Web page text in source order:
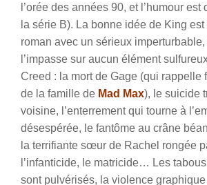
l’orée des années 90, et l’humour
la série B). La bonne idée de King
roman avec un sérieux
l’impasse sur aucun élément
Creed : la mort de Gage (qui rappelle
de la famille de Mad Max), le suicide
voisine, l’enterrement qui tourne à
désespérée, le fantôme au crâne
la terrifiante sœur de Rachel rongée
l’infanticide, le matricide… Les
sont pulvérisés, la violence